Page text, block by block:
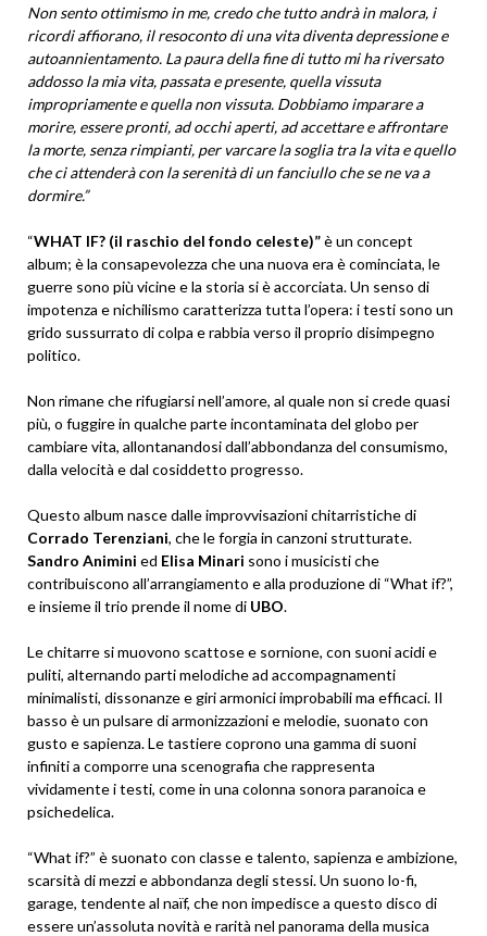
Non sento ottimismo in me, credo che tutto andrà in malora, i
ricordi affiorano, il resoconto di una vita diventa depressione e
autoannientamento. La paura della fine di tutto mi ha riversato
addosso la mia vita, passata e presente, quella vissuta
impropriamente e quella non vissuta. Dobbiamo imparare a
morire, essere pronti, ad occhi aperti, ad accettare e affrontare
la morte, senza rimpianti, per varcare la soglia tra la vita e quello
che ci attenderà con la serenità di un fanciullo che se ne va a
dormire.”
“WHAT IF? (il raschio del fondo celeste)”è un concept
album; è la consapevolezza che una nuova era è cominciata, le
guerre sono più vicine e la storia si è accorciata. Un senso di
impotenza e nichilismo caratterizza tutta l’opera: i testi sono un
grido sussurrato di colpa e rabbia verso il proprio disimpegno
politico.
Non rimane che rifugiarsi nell’amore, al quale non si crede quasi
più, o fuggire in qualche parte incontaminata del globo per
cambiare vita, allontanandosi dall’abbondanza del consumismo,
dalla velocità e dal cosiddetto progresso.
Questo album nasce dalle improvvisazioni chitarristiche di
Corrado Terenziani, che le forgia in canzoni strutturate.
Sandro Animini ed Elisa Minari sono i musicisti che
contribuiscono all’arrangiamento e alla produzione di “What if?”,
e insieme il trio prende il nome di UBO.
Le chitarre si muovono scattose e sornione, con suoni acidi e
puliti, alternando parti melodiche ad accompagnamenti
minimalisti, dissonanze e giri armonici improbabili ma efficaci. Il
basso è un pulsare di armonizzazioni e melodie, suonato con
gusto e sapienza. Le tastiere coprono una gamma di suoni
infiniti a comporre una scenografia che rappresenta
vividamente i testi, come in una colonna sonora paranoica e
psichedelica.
“What if?” è suonato con classe e talento, sapienza e ambizione,
scarsità di mezzi e abbondanza degli stessi. Un suono lo-fi,
garage, tendente al naïf, che non impedisce a questo disco di
essere un’assoluta novità e rarità nel panorama della musica